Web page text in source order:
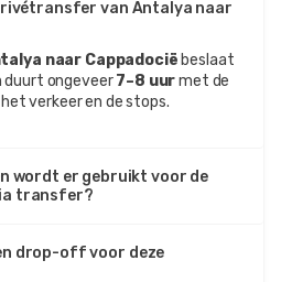
– Privé Transferdienst
ruim en comfortabel. Na zo'n
opluchting om direct bij
te komen.
van Antalya naar
naar Cappadocië beslaat
duurt ongeveer7–8 uurmet de
verkeer en de stops.
wordt er gebruikt voor de
transfer?
drop-off voor deze